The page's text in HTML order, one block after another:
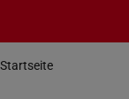
Startseite